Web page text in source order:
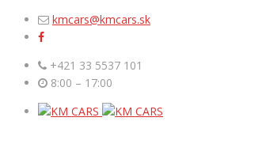
kmcars@kmcars.sk
+421 33 5537 101
8:00 – 17:00